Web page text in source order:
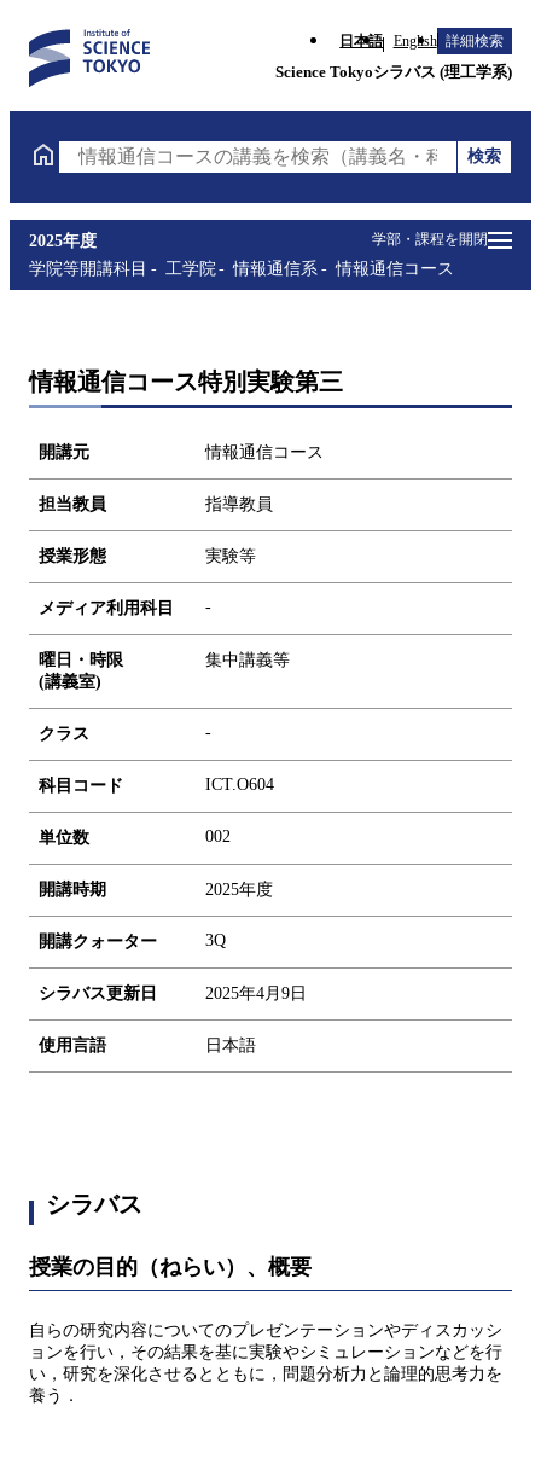
日本語 English 詳細検索
Science Tokyoシラバス (理工学系)
情報通信コースの講義を検索（講義名・科目コード・
検索
学部・課程を開閉
2025年度
学院等開講科目
工学院 情報通信系 情報通信コース
情報通信コース特別実験第三
開講元 情報通信コース
担当教員 指導教員
授業形態 実験等
メディア利用科目 -
曜日・時限
(講義室)
集中講義等
クラス -
科目コード ICT.O604
単位数 002
開講時期 2025年度
開講クォーター 3Q
シラバス更新日 2025年4月9日
使用言語 日本語
シラバス
授業の目的（ねらい）、概要
自らの研究内容についてのプレゼンテーションやディスカッシ
ョンを行い，その結果を基に実験やシミュレーションなどを行
い，研究を深化させるとともに，問題分析力と論理的思考力を
養う．